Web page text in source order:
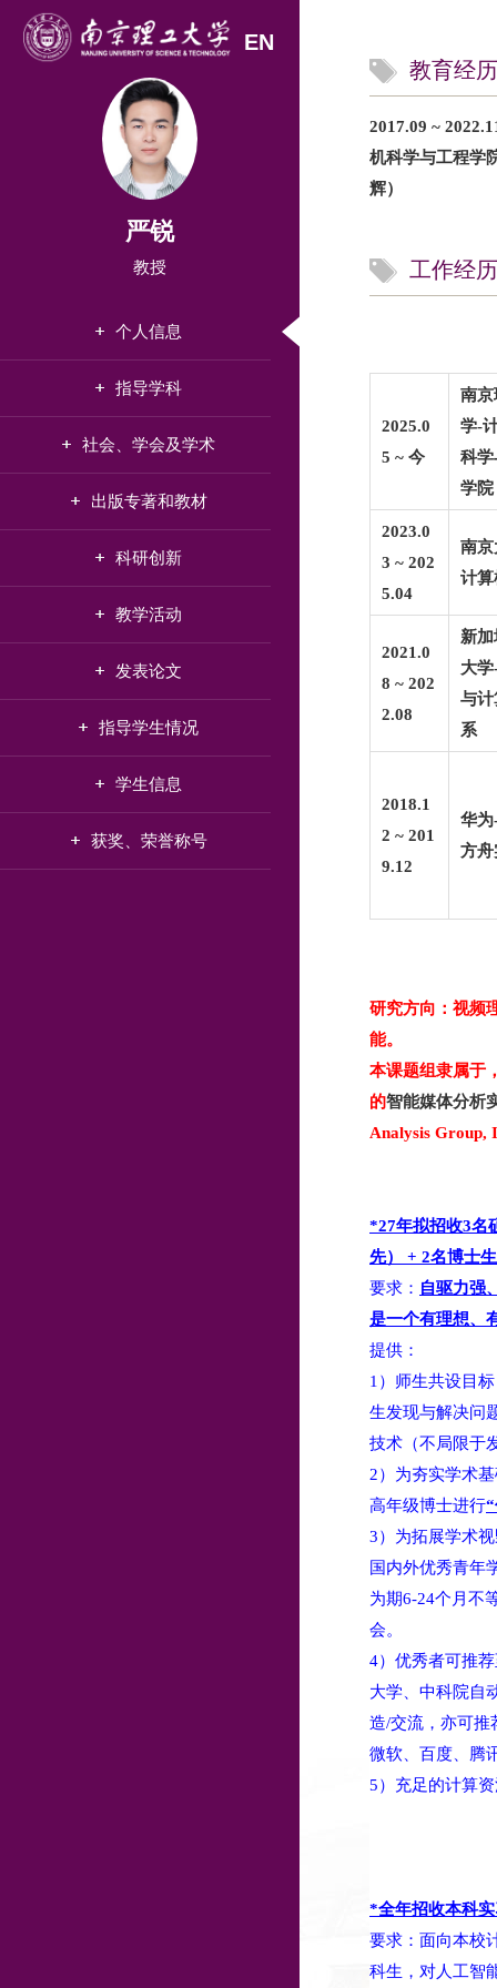
EN
严锐
教授
个人信息
指导学科
社会、学会及学术
出版专著和教材
科研创新
教学活动
发表论文
指导学生情况
学生信息
获奖、荣誉称号
教育经历
2017.09 ~
机科学与工程
辉）
工作经历
2025.0
5 ~ 今
南京
学-
科学
学院
2023.0
3 ~ 202
5.04
南京
计算
2021.0
8 ~ 202
2.08
新
大
与计
系
2018.1
2 ~ 201
9.12
华为
方舟
研究方向：视频
能。
本课题组隶属于
的智能媒体分析
Analysis Group,
*27年拟招收3名
先） + 2名博士生
要求： 自驱力强
是一个有理想、
提供：
1）师生共设目
生发现与解决问
技术（不局限于
2）为夯实学术
高年级博士进行
3）为拓展学术
国内外优秀青年
为期6-24个月不
会。
4）优秀者可推
大学、中科院自
造/交流，亦可推
微软、百度、腾
5）充足的计算
*全年招收本科
要求：面向本校
科生，对人工智